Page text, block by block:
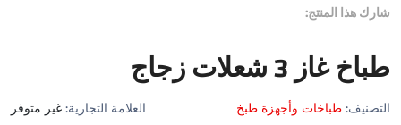
شارك هذا المنتج:
طباخ غاز 3 شعلات زجاج
التصنيف:طباخات وأجهزة طبخ العلامة التجارية:غير متوفر